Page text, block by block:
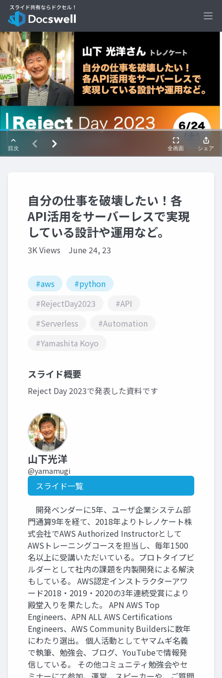
自分の仕事を破壊したい！各
API活用をサーバーレスで実現
している設計や運用など。
3K Views June 24, 23
#aws
#python
#RejectDay2023
#API
#Serverless
#Automation
#Yamashita Koyo
スライド概要
Reject Day 2023で発表した資料です
山下光洋
@yamamugi
スライド一覧
開発ベンダーに5年、ユーザ企業システム部
門通算9年を経て、2018年よりトレノケート株
式会社でAWS Authorized Instructorとして
AWSトレーニングコースを担当し、毎年1500
名以上に受講いただいている。プロトタイプビ
ルダーとして社内の課題を内製開発による解決
もしている。 AWS認定インストラクターアワ
ード2018・2019・2020の3年連続受賞により
殿堂入りを果たした。 APN AWS Top
Engineers、APN ALL AWS Certifications
Engineers、AWS Community Buildersに数年
にわたり選出。 個人活動としてヤマムギ名義
で執筆、勉強会、ブログ、YouTubeで情報発
信している。 その他コミュニティ勉強会やセ